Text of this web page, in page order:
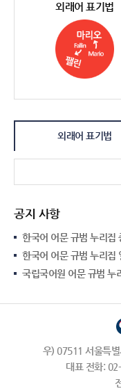
외래어 표기법
외래어 표기법
공지 사항
한국어 어문 규범 누리집
한국어 어문 규범 누리집
국립국어원 어문 규범 누
우) 07511 서울특
대표 전화: